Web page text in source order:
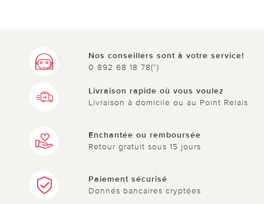
Nos conseillers sont à votre service!
0 892 68 18 78(*)
Livraison rapide où vous voulez
Livraison à domicile ou au Point Relais
Enchantée ou remboursée
Retour gratuit sous 15 jours
Paiement sécurisé
Donnés bancaires cryptées